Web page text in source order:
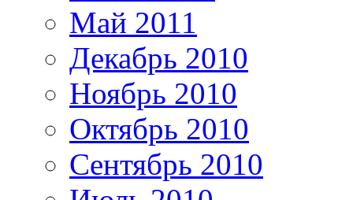
Май 2011
Декабрь 2010
Ноябрь 2010
Октябрь 2010
Сентябрь 2010